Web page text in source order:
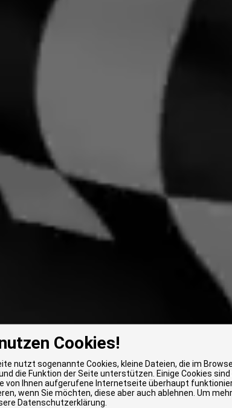
Cookies!
nutzt sogenannte Cookies, kleine Dateien, die im
die Funktion der Seite unterstützen. Einige Cookies
von Ihnen aufgerufene Internetseite überhaupt
wenn Sie möchten, diese aber auch ablehnen. Um
Datenschutzerklärung